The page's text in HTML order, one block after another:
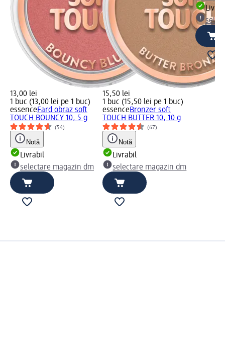
13,00 lei
1 buc (13,00 lei pe 1 buc)
essenceFard obraz soft
TOUCH BOUNCY 10, 5 g
(54)
Notă
Livrabil
selectare magazin dm
15,50 lei
1 buc (15,50 lei pe 1 buc)
essenceBronzer soft
TOUCH BUTTER 10, 10 g
(67)
Notă
Livrabil
selectare magazin dm